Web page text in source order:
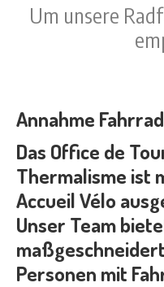
Um unsere
Annahme Fahrrad
Das Office de
Thermalisme ist
Accueil Vélo
Unser Team
Personen mit